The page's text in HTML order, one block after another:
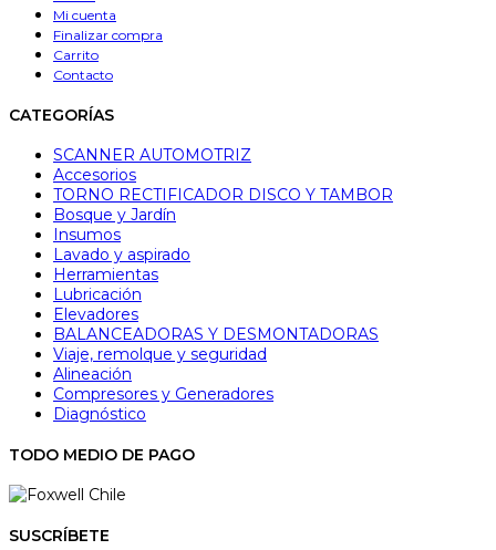
Mi cuenta
Finalizar compra
Carrito
Contacto
CATEGORÍAS
SCANNER AUTOMOTRIZ
Accesorios
TORNO RECTIFICADOR DISCO Y TAMBOR
Bosque y Jardín
Insumos
Lavado y aspirado
Herramientas
Lubricación
Elevadores
BALANCEADORAS Y DESMONTADORAS
Viaje, remolque y seguridad
Alineación
Compresores y Generadores
Diagnóstico
TODO MEDIO DE PAGO
SUSCRÍBETE